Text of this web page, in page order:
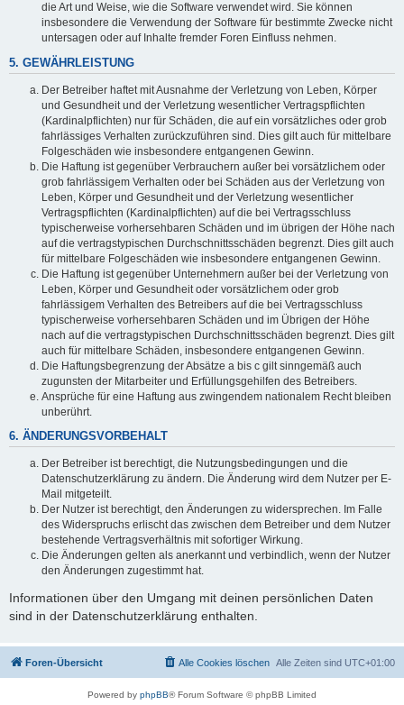
die Art und Weise, wie die Software verwendet wird. Sie können
insbesondere die Verwendung der Software für bestimmte Zwecke nicht
untersagen oder auf Inhalte fremder Foren Einfluss nehmen.
5. GEWÄHRLEISTUNG
Der Betreiber haftet mit Ausnahme der Verletzung von Leben, Körper
und Gesundheit und der Verletzung wesentlicher Vertragspflichten
(Kardinalpflichten) nur für Schäden, die auf ein vorsätzliches oder grob
fahrlässiges Verhalten zurückzuführen sind. Dies gilt auch für mittelbare
Folgeschäden wie insbesondere entgangenen Gewinn.
Die Haftung ist gegenüber Verbrauchern außer bei vorsätzlichem oder
grob fahrlässigem Verhalten oder bei Schäden aus der Verletzung von
Leben, Körper und Gesundheit und der Verletzung wesentlicher
Vertragspflichten (Kardinalpflichten) auf die bei Vertragsschluss
typischerweise vorhersehbaren Schäden und im übrigen der Höhe nach
auf die vertragstypischen Durchschnittsschäden begrenzt. Dies gilt auch
für mittelbare Folgeschäden wie insbesondere entgangenen Gewinn.
Die Haftung ist gegenüber Unternehmern außer bei der Verletzung von
Leben, Körper und Gesundheit oder vorsätzlichem oder grob
fahrlässigem Verhalten des Betreibers auf die bei Vertragsschluss
typischerweise vorhersehbaren Schäden und im Übrigen der Höhe
nach auf die vertragstypischen Durchschnittsschäden begrenzt. Dies gilt
auch für mittelbare Schäden, insbesondere entgangenen Gewinn.
Die Haftungsbegrenzung der Absätze a bis c gilt sinngemäß auch
zugunsten der Mitarbeiter und Erfüllungsgehilfen des Betreibers.
Ansprüche für eine Haftung aus zwingendem nationalem Recht bleiben
unberührt.
6. ÄNDERUNGSVORBEHALT
Der Betreiber ist berechtigt, die Nutzungsbedingungen und die
Datenschutzerklärung zu ändern. Die Änderung wird dem Nutzer per E-
Mail mitgeteilt.
Der Nutzer ist berechtigt, den Änderungen zu widersprechen. Im Falle
des Widerspruchs erlischt das zwischen dem Betreiber und dem Nutzer
bestehende Vertragsverhältnis mit sofortiger Wirkung.
Die Änderungen gelten als anerkannt und verbindlich, wenn der Nutzer
den Änderungen zugestimmt hat.
Informationen über den Umgang mit deinen persönlichen Daten
sind in der Datenschutzerklärung enthalten.
Foren-Übersicht Alle Zeiten sind UTC+01:00
Alle Cookies löschen
Powered by phpBB® Forum Software © phpBB Limited